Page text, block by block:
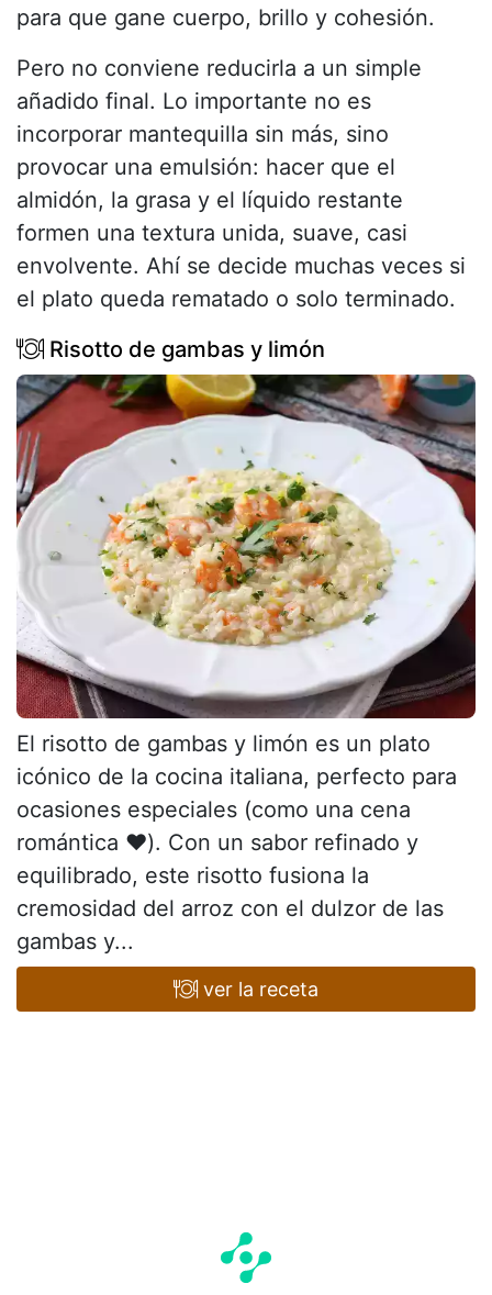
para que gane cuerpo, brillo y cohesión.
Pero no conviene reducirla a un simple
añadido final. Lo importante no es
incorporar mantequilla sin más, sino
provocar una emulsión: hacer que el
almidón, la grasa y el líquido restante
formen una textura unida, suave, casi
envolvente. Ahí se decide muchas veces si
el plato queda rematado o solo terminado.
Risotto de gambas y limón
El risotto de gambas y limón es un plato
icónico de la cocina italiana, perfecto para
ocasiones especiales (como una cena
romántica ❤️). Con un sabor refinado y
equilibrado, este risotto fusiona la
cremosidad del arroz con el dulzor de las
gambas y...
ver la receta